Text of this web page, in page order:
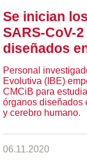
Se inician
SARS-CoV-
diseñados
Personal
Evolutiva (IBE)
CMCiB para
órganos diseñados
y cerebro humano.
06.11.2020